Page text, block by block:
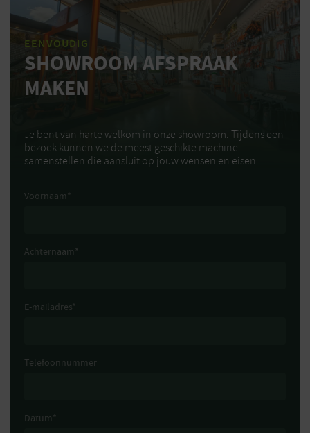
EENVOUDIG
SHOWROOM AFSPRAAK
MAKEN
Je bent van harte welkom in onze showroom. Tijdens een
bezoek kunnen we de meest geschikte machine
samenstellen die aansluit op jouw wensen en eisen.
Voornaam *
Achternaam *
E-mailadres*
Telefoonnummer
Datum *